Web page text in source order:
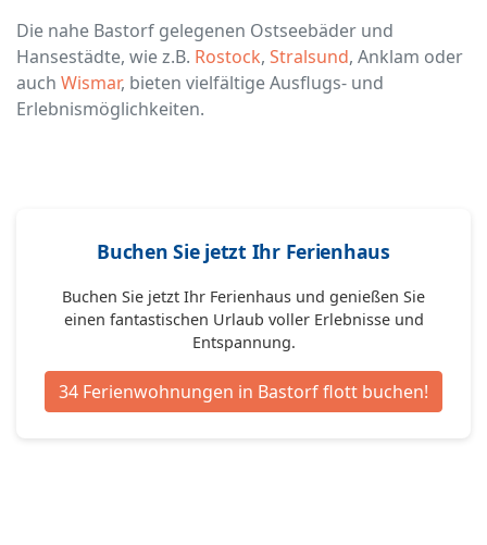
Die nahe Bastorf gelegenen Ostseebäder und
Hansestädte, wie z.B. Rostock, Stralsund, Anklam oder
auch Wismar, bieten vielfältige Ausflugs- und
Erlebnismöglichkeiten.
Buchen Sie jetzt Ihr Ferienhaus
Buchen Sie jetzt Ihr Ferienhaus und genießen Sie
einen fantastischen Urlaub voller Erlebnisse und
Entspannung.
34 Ferienwohnungen in Bastorf flott buchen!